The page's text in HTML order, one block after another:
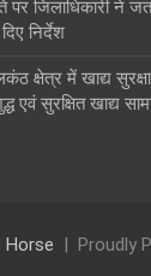
पर जिलाधिकारी ने
निर्देश
क्षेत्र में खाद्य सुरक्षा
एवं सुरक्षित खाद्य
Horse Proudly